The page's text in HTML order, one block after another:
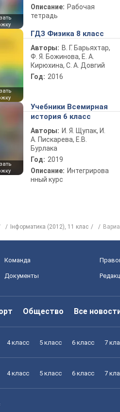
Описание: Рабочая
тетрадь
ГДЗ Физика 8 класс
Авторы: В. Г. Барьяхтар,
Ф. Я. Божинова, Е. А.
Кирюхина, С. А. Довгий
Год: 2016
Учебники Всемирная
история 6 класс
Авторы: И. Я. Щупак, И.
А. Пискарева, Е.В.
Бурлака
Год: 2019
Описание: Интегрирова
нный курс
Інформатика (2012), 11 клас
Команда
Документы
Общество Все
4 класс 5 класс 6 класс 7
4 класс 5 класс 6 класс 7